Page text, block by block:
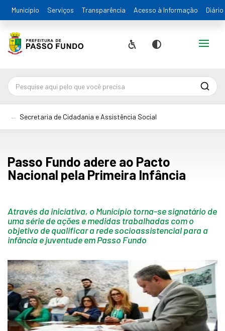
Município Serviços Transparência Acesso à Informação
Acessibilidade
Contraste
Alternar
Secretaria de Cidadania e Assistência Social
Passo Fundo adere ao Pacto
Nacional pela Primeira Infância
Através da iniciativa, o Município torna-se signatário de
uma série de ações e medidas trabalhadas com o
objetivo de qualificar a rede socioassistencial para a
infância e juventude em Passo Fundo